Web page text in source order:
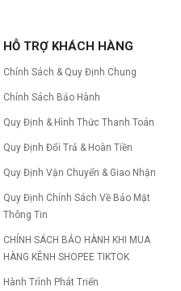
HỖ TRỢ KHÁCH HÀNG
Chính Sách & Quy Định Chung
Chính Sách Bảo Hành
Quy Định & Hình Thức Thanh Toán
Quy Định Đổi Trả & Hoàn Tiền
Quy Định Vận Chuyển & Giao Nhận
Quy Định Chính Sách Về Bảo Mật
Thông Tin
CHÍNH SÁCH BẢO HÀNH KHI MUA
HÀNG KÊNH SHOPEE TIKTOK
Hành Trình Phát Triển